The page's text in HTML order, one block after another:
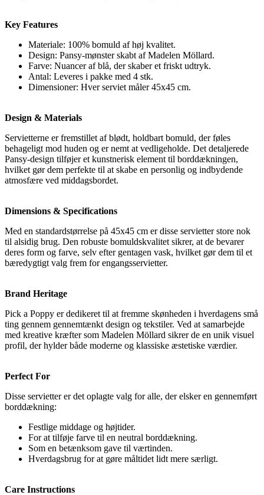
Key Features
Materiale: 100% bomuld af høj kvalitet.
Design: Pansy-mønster skabt af Madelen Möllard.
Farve: Nuancer af blå, der skaber et friskt udtryk.
Antal: Leveres i pakke med 4 stk.
Dimensioner: Hver serviet måler 45x45 cm.
Design & Materials
Servietterne er fremstillet af blødt, holdbart bomuld, der føles
behageligt mod huden og er nemt at vedligeholde. Det detaljerede
Pansy-design tilføjer et kunstnerisk element til borddækningen,
hvilket gør dem perfekte til at skabe en personlig og indbydende
atmosfære ved middagsbordet.
Dimensions & Specifications
Med en standardstørrelse på 45x45 cm er disse servietter store nok
til alsidig brug. Den robuste bomuldskvalitet sikrer, at de bevarer
deres form og farve, selv efter gentagen vask, hvilket gør dem til et
bæredygtigt valg frem for engangsservietter.
Brand Heritage
Pick a Poppy er dedikeret til at fremme skønheden i hverdagens små
ting gennem gennemtænkt design og tekstiler. Ved at samarbejde
med kreative kræfter som Madelen Möllard sikrer de en unik visuel
profil, der hylder både moderne og klassiske æstetiske værdier.
Perfect For
Disse servietter er det oplagte valg for alle, der elsker en gennemført
borddækning:
Festlige middage og højtider.
For at tilføje farve til en neutral borddækning.
Som en betænksom gave til værtinden.
Hverdagsbrug for at gøre måltidet lidt mere særligt.
Care Instructions